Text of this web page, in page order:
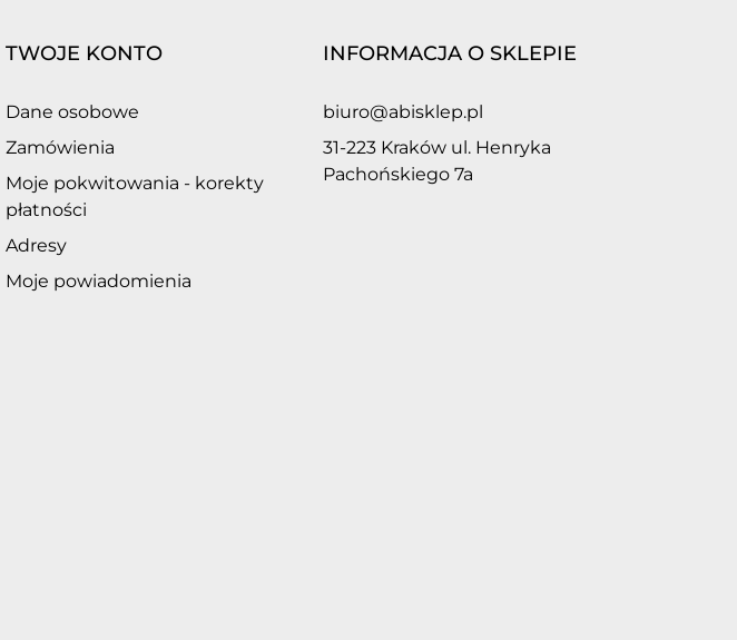
TWOJE KONTO
Dane osobowe
Zamówienia
Moje pokwitowania - korekty
płatności
Adresy
Moje powiadomienia
INFORMACJA O SKLEPIE
biuro@abisklep.pl
31-223 Kraków ul. Henryka
Pachońskiego 7a